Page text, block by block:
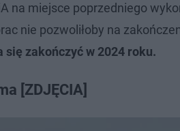
na miejsce poprzedniego
nie pozwoliłoby na
zakończyć w 2024 roku.
[ZDJĘCIA]